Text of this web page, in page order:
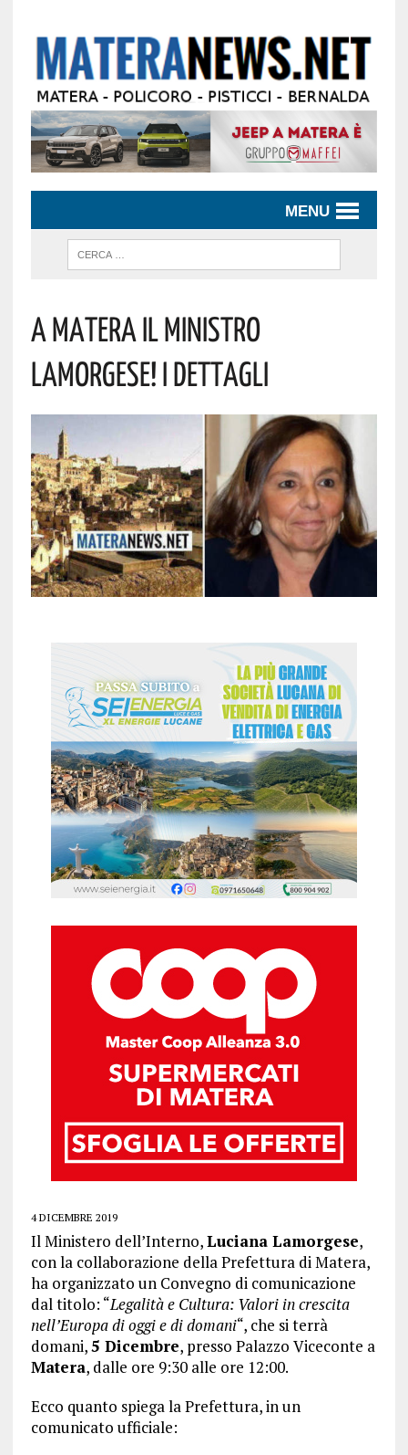
MENU
A Matera Il Ministro
Lamorgese! I Dettagli
4 DICEMBRE 2019
Il Ministero dell’Interno,Luciana Lamorgese,
con la collaborazione della Prefettura di Matera,
ha organizzato un Convegno di comunicazione
dal titolo: “Legalità e Cultura: Valori in crescita
nell’Europa di oggi e di domani“, che si terrà
domani,5 Dicembre, presso Palazzo Viceconte a
Matera, dalle ore 9:30 alle ore 12:00.
Ecco quanto spiega la Prefettura, in un
comunicato ufficiale: